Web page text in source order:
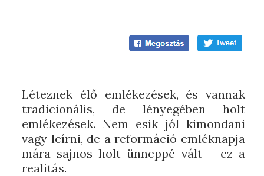
Léteznek élő emlékezések, és vannak
tradicionális, de lényegében holt
emlékezések. Nem esik jól kimondani
vagy leírni, de a reformáció emléknapja
mára sajnos holt ünneppé vált – ez a
realitás.